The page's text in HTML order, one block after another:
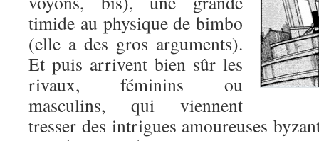
timide au physique de bimbo
(elle a des gros arguments).
Et puis arrivent bien sûr les
rivaux, féminins ou
masculins, qui viennent
tresser des intrigues amoureuses